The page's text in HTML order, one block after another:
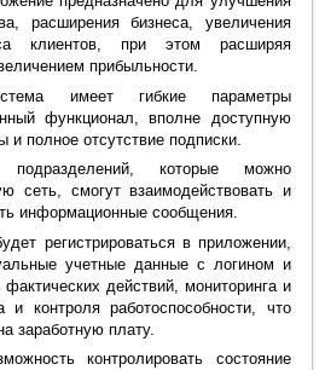
расширения бизнеса, увеличения
клиентов, при этом расширяя
прибыльности.
имеет гибкие параметры
функционал, вполне доступную
и полное отсутствие подписки.
подразделений, которые можно
сеть, смогут взаимодействовать и
информационные сообщения.
регистрироваться в приложении,
учетные данные с логином и
действий, мониторинга и
и контроля работоспособности, что
заработную плату.
контролировать состояние